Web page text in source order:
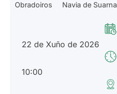
Obradoiros Navia de Suarna
22 de Xuño de 2026
10:00